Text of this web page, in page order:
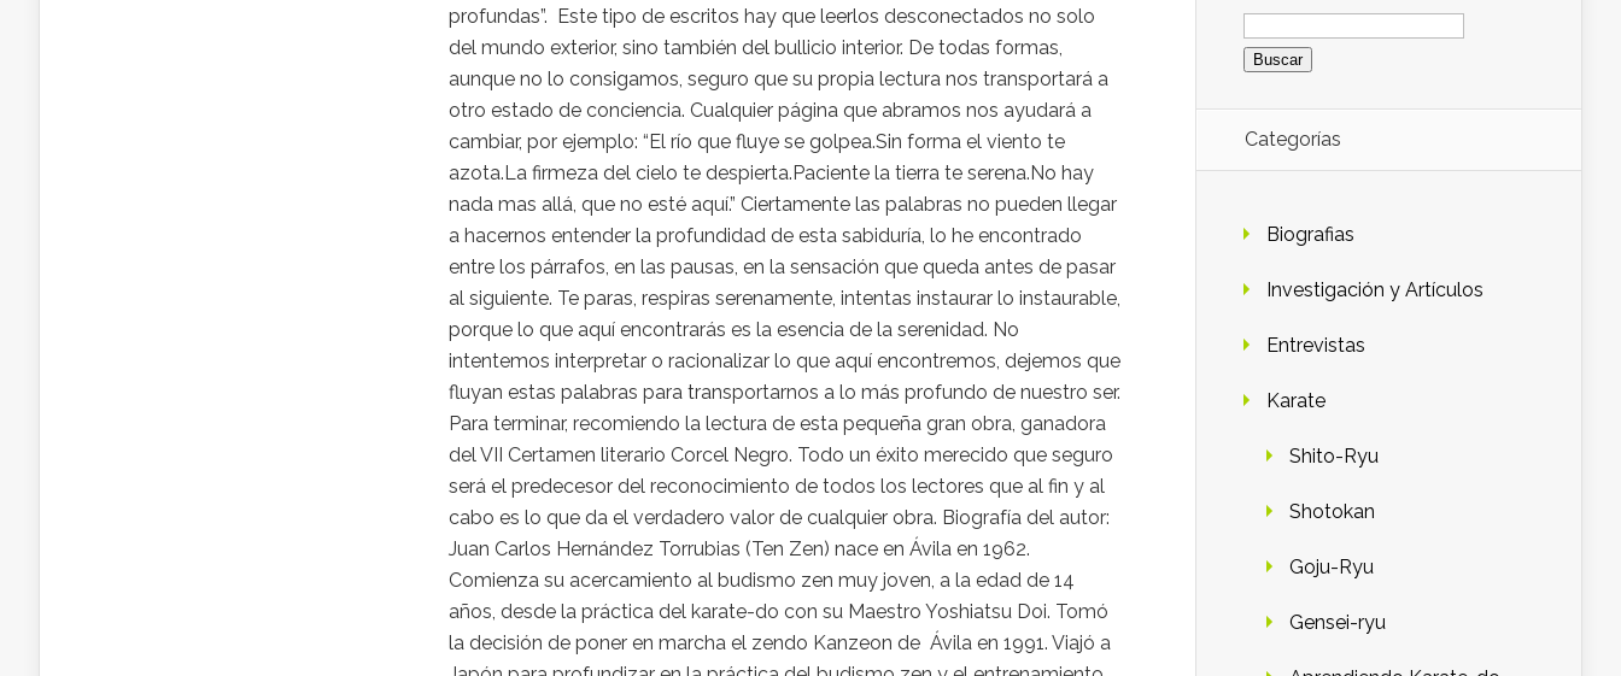
profundas”. Este tipo de escritos hay que leerlos desconectados no solo
del mundo exterior, sino también del bullicio interior. De todas formas,
aunque no lo consigamos, seguro que su propia lectura nos transportará a
otro estado de conciencia. Cualquier página que abramos nos ayudará a
cambiar, por ejemplo: “El río que fluye se golpea.Sin forma el viento te
azota.La firmeza del cielo te despierta.Paciente la tierra te serena.No hay
nada mas allá, que no esté aquí.” Ciertamente las palabras no pueden llegar
a hacernos entender la profundidad de esta sabiduría, lo he encontrado
entre los párrafos, en las pausas, en la sensación que queda antes de pasar
al siguiente. Te paras, respiras serenamente, intentas instaurar lo instaurable,
porque lo que aquí encontrarás es la esencia de la serenidad. No
intentemos interpretar o racionalizar lo que aquí encontremos, dejemos que
fluyan estas palabras para transportarnos a lo más profundo de nuestro ser.
Para terminar, recomiendo la lectura de esta pequeña gran obra, ganadora
del VII Certamen literario Corcel Negro. Todo un éxito merecido que seguro
será el predecesor del reconocimiento de todos los lectores que al fin y al
cabo es lo que da el verdadero valor de cualquier obra. Biografía del autor:
Juan Carlos Hernández Torrubias (Ten Zen) nace en Ávila en 1962.
Comienza su acercamiento al budismo zen muy joven, a la edad de 14
años, desde la práctica del karate-do con su Maestro Yoshiatsu Doi. Tomó
la decisión de poner en marcha el zendo Kanzeon de Ávila en 1991. Viajó a
Buscar:
Categorías
Biografias
Investigación y Artículos
Entrevistas
Karate
Shito-Ryu
Shotokan
Goju-Ryu
Gensei-ryu